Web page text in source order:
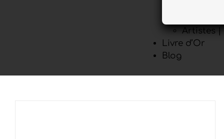
Artistes |
Livre d’Or
Blog